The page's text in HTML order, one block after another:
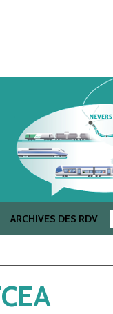
ARCHIVES DES RDV